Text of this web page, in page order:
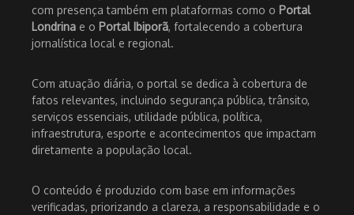
com presença também em plataformas como o Portal
Londrina e o Portal Ibiporã, fortalecendo a cobertura
jornalística local e regional.
Com atuação diária, o portal se dedica à cobertura de
fatos relevantes, incluindo segurança pública, trânsito,
serviços essenciais, utilidade pública, política,
infraestrutura, esporte e acontecimentos que impactam
diretamente a população local.
O conteúdo é produzido com base em informações
verificadas, priorizando a clareza, a responsabilidade e o